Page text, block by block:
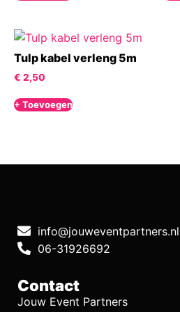
Tulp kabel verleng 5m
€ 2,50
+ Toevoegen
info@jouweventpartners.nl
06-31926692
Contact
Jouw Event Partners